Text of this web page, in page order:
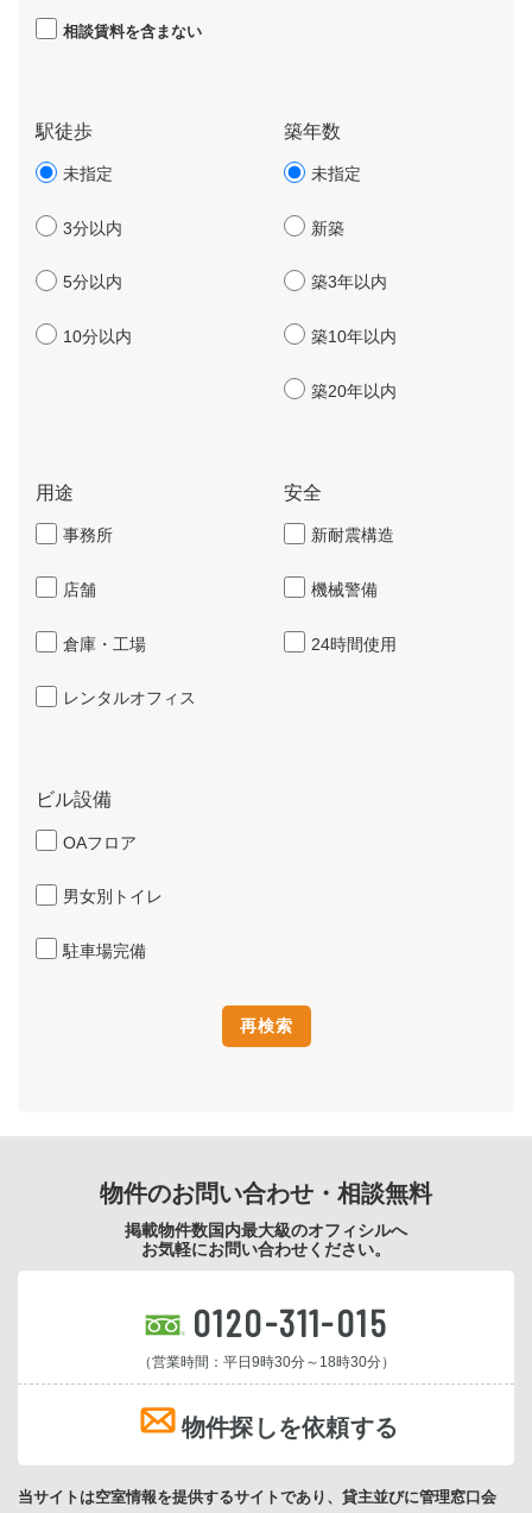
相談賃料を含まない
駅徒歩
未指定
3分以内
5分以内
10分以内
築年数
未指定
新築
築3年以内
築10年以内
築20年以内
用途
事務所
店舗
倉庫・工場
レンタルオフィス
安全
新耐震構造
機械警備
24時間使用
ビル設備
OAフロア
男女別トイレ
駐車場完備
物件のお問い合わせ・相談無料
掲載物件数国内最大級のオフィシルへ
お気軽にお問い合わせください。
0120-311-015
（営業時間：平日9時30分～18時30分）
物件探しを依頼する
当サイトは空室情報を提供するサイトであり、貸主並びに管理窓口会